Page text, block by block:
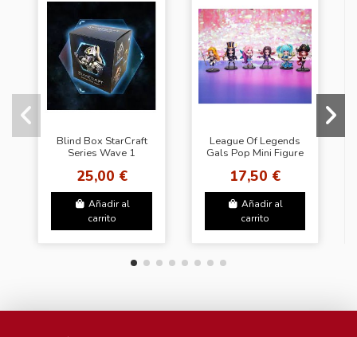
Blind Box StarCraft
Series Wave 1
25,00 €
Añadir al
carrito
League Of Legends
Gals Pop Mini Figure
17,50 €
Añadir al
carrito